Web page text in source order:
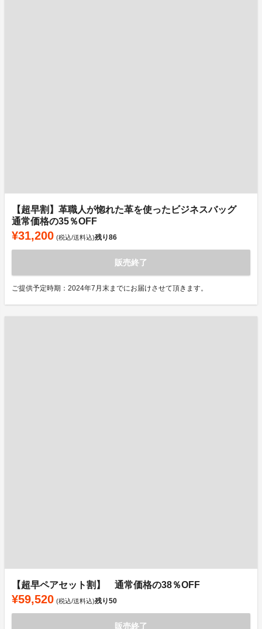
【超早割】革職人が惚れた革を使ったビジネスバッグ
通常価格の35％OFF
¥31,200 (税込/送料込)残り86
販売終了
ご提供予定時期：2024年7月末までにお届けさせて頂きます。
【超早ペアセット割】 通常価格の38％OFF
¥59,520 (税込/送料込)残り50
販売終了